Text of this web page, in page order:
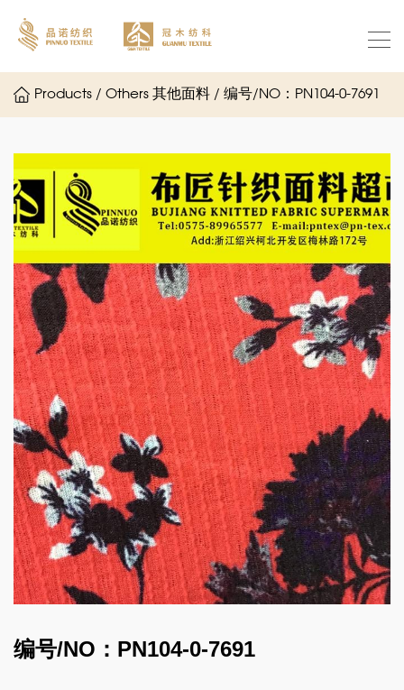
Products / Others 其他面料 / 编号/NO：PN104-0-7691
编号/NO：PN104-0-7691